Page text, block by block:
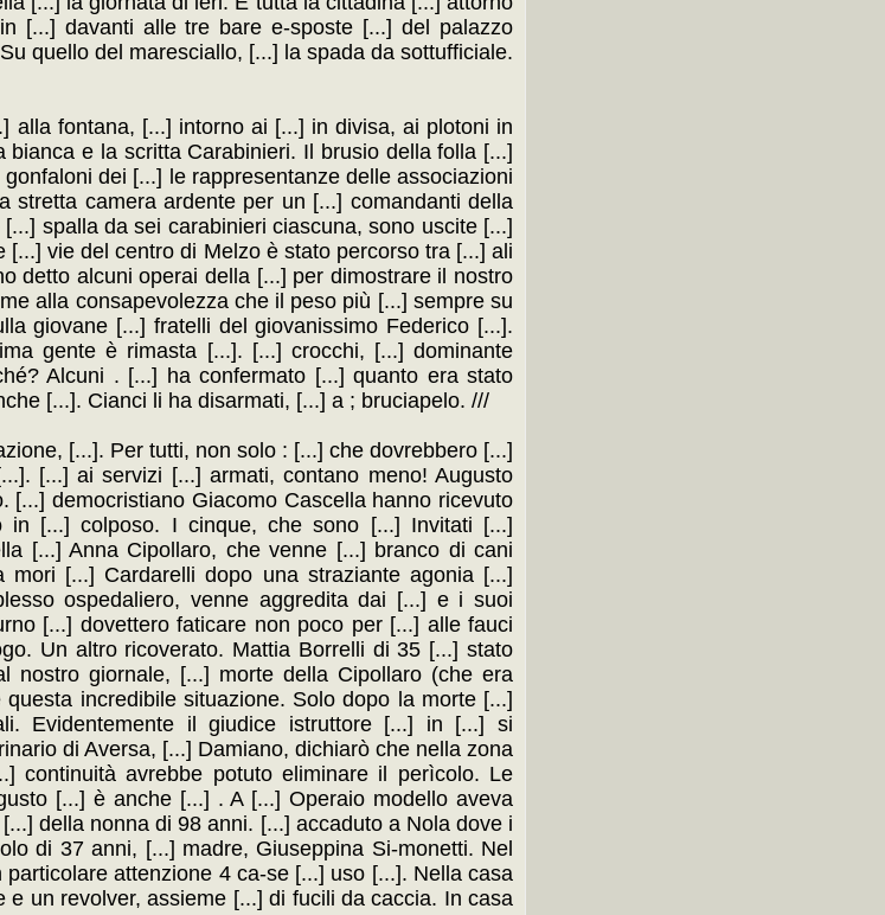
[...] davanti alle tre bare e-sposte [...] del palazzo
quello del maresciallo, [...] la spada da sottufficiale.
alla fontana, [...] intorno ai [...] in divisa, ai plotoni in
e la scritta Carabinieri. Il brusio della folla [...]
dei [...] le rappresentanze delle associazioni
stretta camera ardente per un [...] comandanti della
spalla da sei carabinieri ciascuna, sono uscite [...]
vie del centro di Melzo è stato percorso tra [...] ali
detto alcuni operai della [...] per dimostrare il nostro
alla consapevolezza che il peso più [...] sempre su
giovane [...] fratelli del giovanissimo Federico [...].
gente è rimasta [...]. [...] crocchi, [...] dominante
Alcuni . [...] ha confermato [...] quanto era stato
[...]. Cianci li ha disarmati, [...] a ; bruciapelo. ///
[...]. Per tutti, non solo : [...] che dovrebbero [...]
[...] ai servizi [...] armati, contano meno! Augusto
democristiano Giacomo Cascella hanno ricevuto
in [...] colposo. I cinque, che sono [...] Invitati [...]
[...] Anna Cipollaro, che venne [...] branco di cani
[...] Cardarelli dopo una straziante agonia [...]
ospedaliero, venne aggredita dai [...] e i suoi
[...] dovettero faticare non poco per [...] alle fauci
Un altro ricoverato. Mattia Borrelli di 35 [...] stato
nostro giornale, [...] morte della Cipollaro (che era
incredibile situazione. Solo dopo la morte [...]
Evidentemente il giudice istruttore [...] in [...] si
di Aversa, [...] Damiano, dichiarò che nella zona
continuità avrebbe potuto eliminare il perìcolo. Le
[...] è anche [...] . A [...] Operaio modello aveva
della nonna di 98 anni. [...] accaduto a Nola dove i
di 37 anni, [...] madre, Giuseppina Si-monetti. Nel
attenzione 4 ca-se [...] uso [...]. Nella casa
un revolver, assieme [...] di fucili da caccia. In casa